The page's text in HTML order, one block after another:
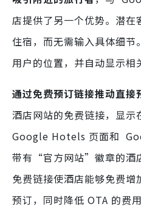
店提供了另一个优势。潜在
住宿，而无需输入具体细
用户的位置，并自动显示相
通过免费预订链接推动直接
酒店网站的免费链接，显示
Google Hotels 页面和
带有“官方网站”徽章的酒
免费链接使酒店能够免费
预订，同时降低 OTA 的费用